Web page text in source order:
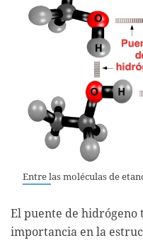
Entre las moléculas de
El puente de hidrógeno
importancia en la